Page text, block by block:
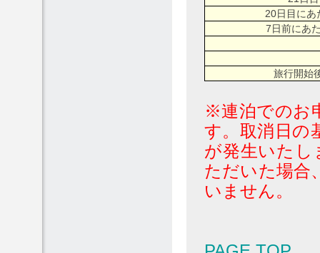
20日目にあ
7日前にあ
旅行開始
※連泊でのお
す。取消日の
が発生いたし
ただいた場合
いません。